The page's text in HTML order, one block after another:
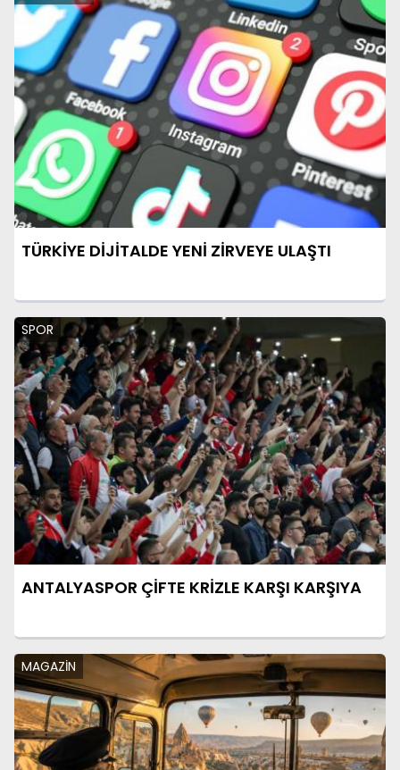
TÜRKİYE DİJİTALDE YENİ ZİRVEYE ULAŞTI
SPOR
ANTALYASPOR ÇİFTE KRİZLE KARŞI KARŞIYA
MAGAZİN